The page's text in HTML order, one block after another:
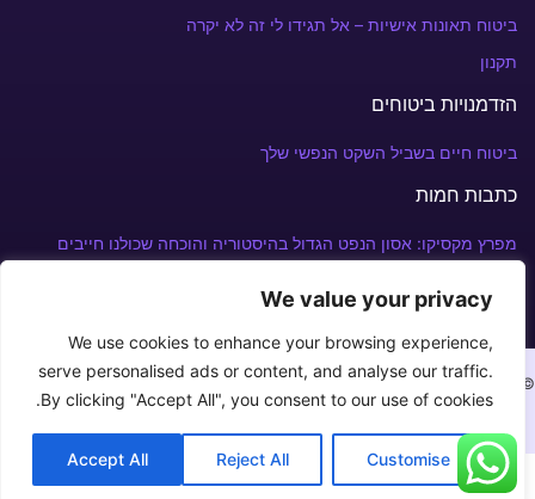
We value your privacy
We use cookies to enhance your browsing experience,
serve personalised ads or content, and analyse our traffic.
By clicking "Accept All", you consent to our use of cookies.
Customise
Reject All
Accept All
ביטוח תאונות אישיות – אל תגידו לי זה לא יקרה
תקנון
הזדמנויות ביטוחים
ביטוח חיים בשביל השקט הנפשי שלך
כתבות חמות
מפרץ מקסיקו: אסון הנפט הגדול בהיסטוריה והוכחה שכולנו חייבים
© Copyright 2026 צרו איתנו קשר במספר: +972 52-240-3930⁩
Optimized by Seraphinite Accelerator
Turns on site high speed to be attractive for people and search engines.